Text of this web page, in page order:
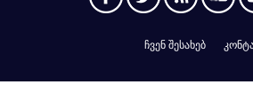
ჩვენ შესახებ